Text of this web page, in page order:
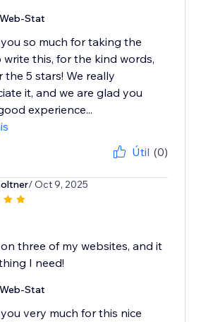
Stat
so much for taking the
write this, for the kind words,
the 5 stars! We really
it, and we are glad you
experience...
Útil (0)
/ Oct 9, 2025
three of my websites, and it
I need!
Stat
very much for this nice